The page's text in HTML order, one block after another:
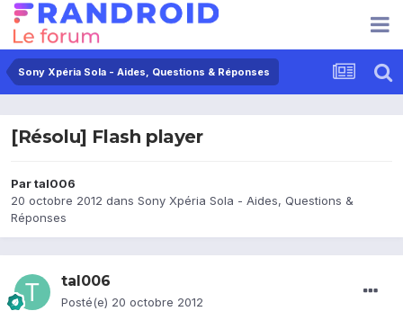
Sony Xpéria Sola - Aides, Questions & Réponses
[Résolu] Flash player
Partal006
20 octobre 2012 dans Sony Xpéria Sola - Aides, Questions &
Réponses
tal006
Posté(e) 20 octobre 2012